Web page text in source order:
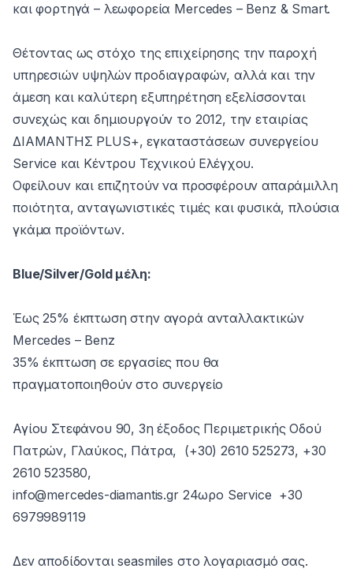
και φορτηγά – λεωφορεία Mercedes – Benz & Smart.
Θέτοντας ως στόχο της επιχείρησης την παροχή
υπηρεσιών υψηλών προδιαγραφών, αλλά και την
άμεση και καλύτερη εξυπηρέτηση εξελίσσονται
συνεχώς και δημιουργούν το 2012, την εταιρίας
ΔΙΑΜΑΝΤΗΣ PLUS+, εγκαταστάσεων συνεργείου
Service και Κέντρου Τεχνικού Ελέγχου.
Οφείλουν και επιζητούν να προσφέρουν απαράμιλλη
ποιότητα, ανταγωνιστικές τιμές και φυσικά, πλούσια
γκάμα προϊόντων.
Blue/Silver/Gold μέλη:
Έως 25% έκπτωση στην αγορά ανταλλακτικών
Mercedes – Benz
35% έκπτωση σε εργασίες που θα
πραγματοποιηθούν στο συνεργείο
Αγίου Στεφάνου 90, 3η έξοδος Περιμετρικής Οδού
Πατρών, Γλαύκος, Πάτρα, (+30) 2610 525273, +30
2610 523580,
info@mercedes-diamantis.gr 24ωρο Service +30
6979989119
Δεν αποδίδονται seasmiles στο λογαριασμό σας.